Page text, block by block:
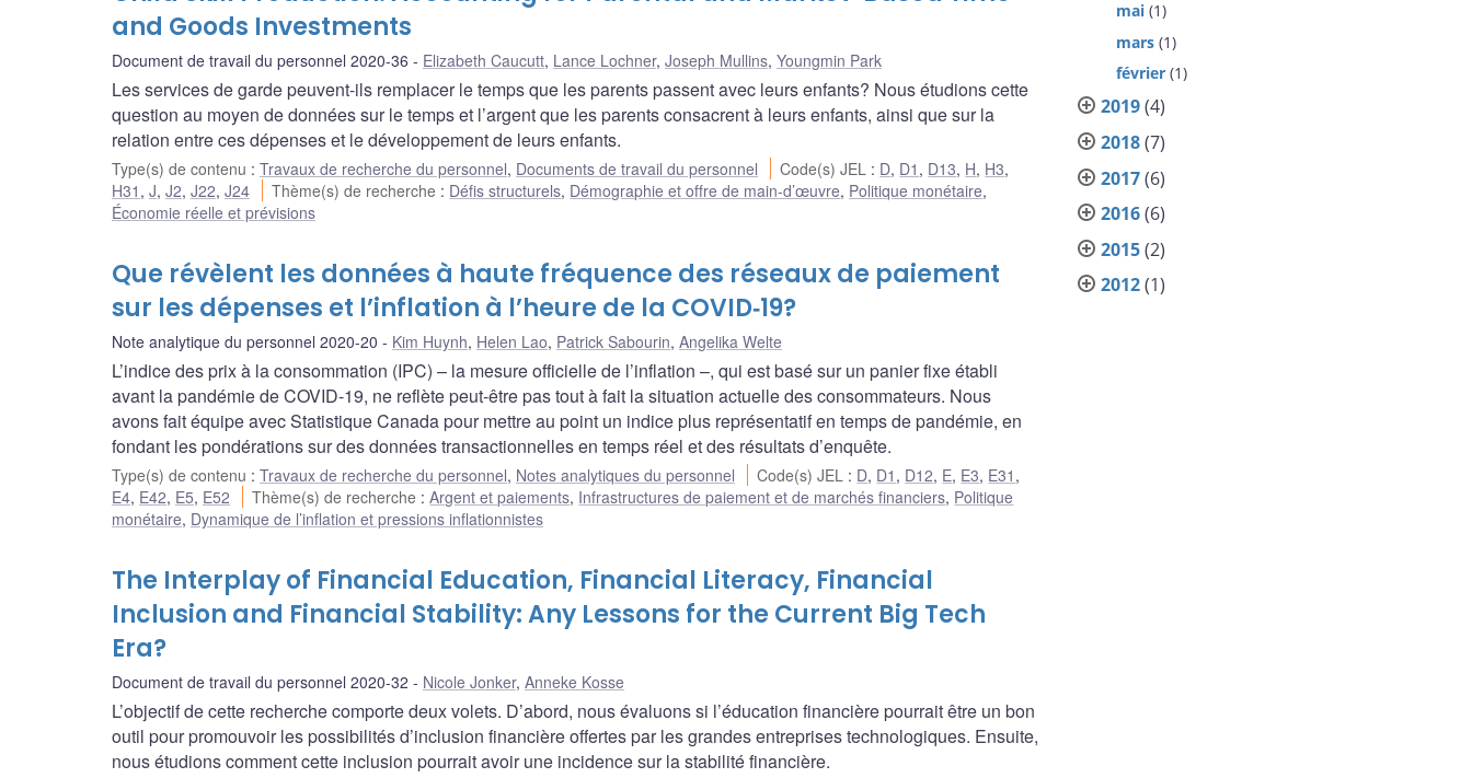
and Goods Investments
Document de travail du personnel 2020-36 Elizabeth Caucutt, Lance Lochner, Joseph Mullins, Youngmin Park
Les services de garde peuvent-ils remplacer le temps que les parents passent avec leurs enfants? Nous étudions cette
question au moyen de données sur le temps et l’argent que les parents consacrent à leurs enfants, ainsi que sur la
relation entre ces dépenses et le développement de leurs enfants.
Type(s) de contenu : Travaux de recherche du personnel, Documents de travail du personnel Code(s) JEL : D, D1 , D13, H, H3,
H31 , J, J2, J22, J24 Thème(s) de recherche : Défis structurels, Démographie et offre de main-d’œuvre, Politique monétaire,
Économie réelle et prévisions
Que révèlent les données à haute fréquence des réseaux de paiement
sur les dépenses et l’inflation à l’heure de la COVID‑19?
Note analytique du personnel 2020-20 Kim Huynh, Helen Lao, Patrick Sabourin, Angelika Welte
L’indice des prix à la consommation (IPC) – la mesure officielle de l’inflation –, qui est basé sur un panier fixe établi
avant la pandémie de COVID-19, ne reflète peut-être pas tout à fait la situation actuelle des consommateurs. Nous
avons fait équipe avec Statistique Canada pour mettre au point un indice plus représentatif en temps de pandémie, en
fondant les pondérations sur des données transactionnelles en temps réel et des résultats d’enquête.
Type(s) de contenu : Travaux de recherche du personnel, Notes analytiques du personnel Code(s) JEL : D, D1 , D12, E, E3, E31 ,
E4, E42, E5, E52 Thème(s) de recherche :Argent et paiements, Infrastructures de paiement et de marchés financiers, Politique
monétaire, Dynamique de l’inflation et pressions inflationnistes
The Interplay of Financial Education, Financial Literacy, Financial
Inclusion and Financial Stability: Any Lessons for the Current Big Tech
Era?
Document de travail du personnel 2020-32 Nicole Jonker, Anneke Kosse
L’objectif de cette recherche comporte deux volets. D’abord, nous évaluons si l’éducation financière pourrait être un bon
outil pour promouvoir les possibilités d’inclusion financière offertes par les grandes entreprises technologiques. Ensuite,
nous étudions comment cette inclusion pourrait avoir une incidence sur la stabilité financière.
mai (1)
mars (1)
février (1)
2019(4)
2018(7)
2017(6)
2016(6)
2015(2)
2012(1)